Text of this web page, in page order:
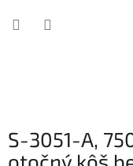
S-3051-A,